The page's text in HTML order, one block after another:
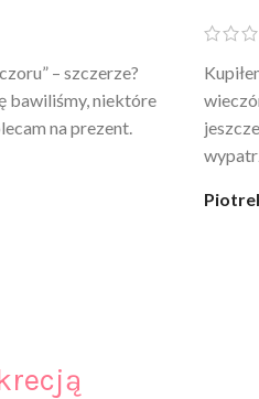
10 – nie tylko
uczucie
Kupuję już 3 raz i na
Po